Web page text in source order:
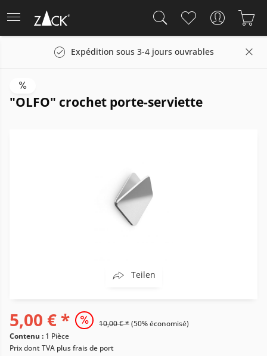
Expédition sous 3-4 jours ouvrables
"OLFO" crochet porte-serviette
Teilen
5,00 € * 10,00 € *(50% économisé)
Contenu : 1 Pièce
Prix dont TVA plus frais de port